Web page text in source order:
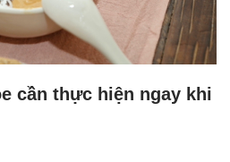
cần thực hiện ngay khi